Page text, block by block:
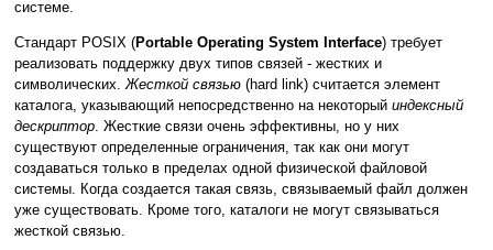
системе.
Стандарт POSIX (Portable Operating System Interface) требует
реализовать поддержку двух типов связей - жестких и
символических.Жесткой связью (hard link) считается элемент
каталога, указывающий непосредственно на некоторый индексный
дескриптор. Жесткие связи очень эффективны, но у них
существуют определенные ограничения, так как они могут
создаваться только в пределах одной физической файловой
системы. Когда создается такая связь, связываемый файл должен
уже существовать. Кроме того, каталоги не могут связываться
жесткой связью.